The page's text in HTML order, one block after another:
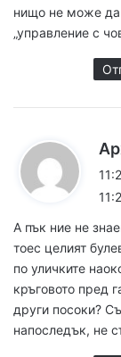
нищо не може да
„управление с
А пък ние не
тоес целият
по уличките
кръговото пред
други посоки?
напоследък, не